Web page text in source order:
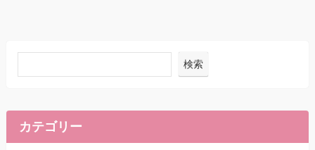
検索
カテゴリー